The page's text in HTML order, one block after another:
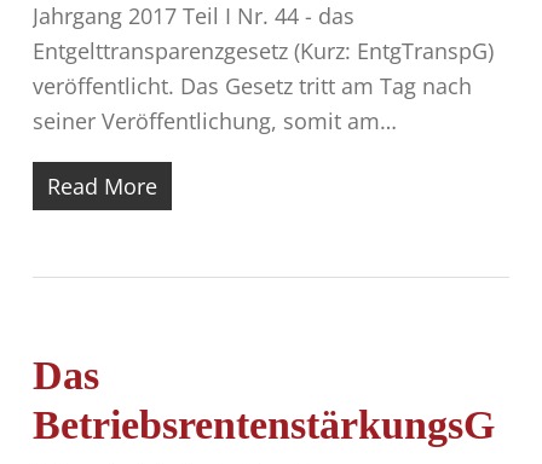
Jahrgang 2017 Teil I Nr. 44 - das
Entgelttransparenzgesetz (Kurz: EntgTranspG)
veröffentlicht. Das Gesetz tritt am Tag nach
seiner Veröffentlichung, somit am…
Read More
Das
BetriebsrentenstärkungsG